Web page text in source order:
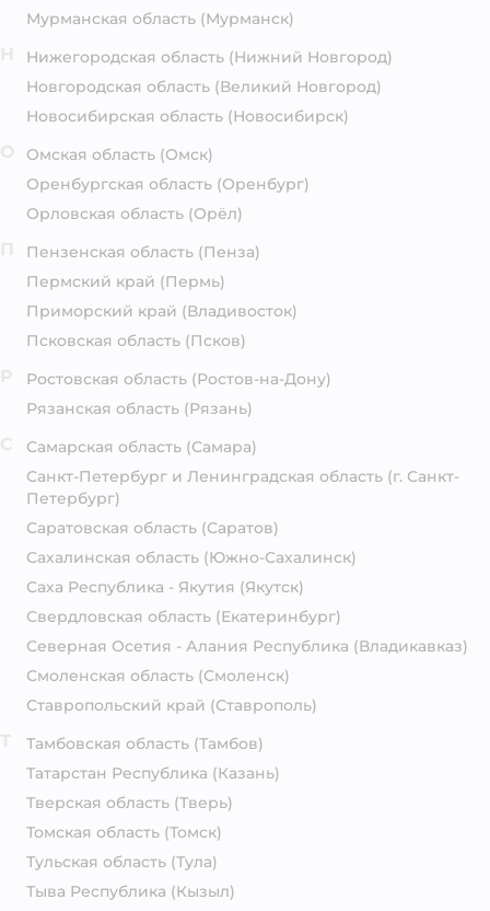
Мурманская область (Мурманск)
Нижегородская область (Нижний Новгород)
Новгородская область (Великий Новгород)
Новосибирская область (Новосибирск)
Омская область (Омск)
Оренбургская область (Оренбург)
Орловская область (Орёл)
Пензенская область (Пенза)
Пермский край (Пермь)
Приморский край (Владивосток)
Псковская область (Псков)
Ростовская область (Ростов-на-Дону)
Рязанская область (Рязань)
Самарская область (Самара)
Санкт-Петербург и Ленинградская область (г. Санкт-
Петербург)
Саратовская область (Саратов)
Сахалинская область (Южно-Сахалинск)
Саха Республика - Якутия (Якутск)
Свердловская область (Екатеринбург)
Северная Осетия - Алания Республика (Владикавказ)
Смоленская область (Смоленск)
Ставропольский край (Ставрополь)
Тамбовская область (Тамбов)
Татарстан Республика (Казань)
Тверская область (Тверь)
Томская область (Томск)
Тульская область (Тула)
Тыва Республика (Кызыл)